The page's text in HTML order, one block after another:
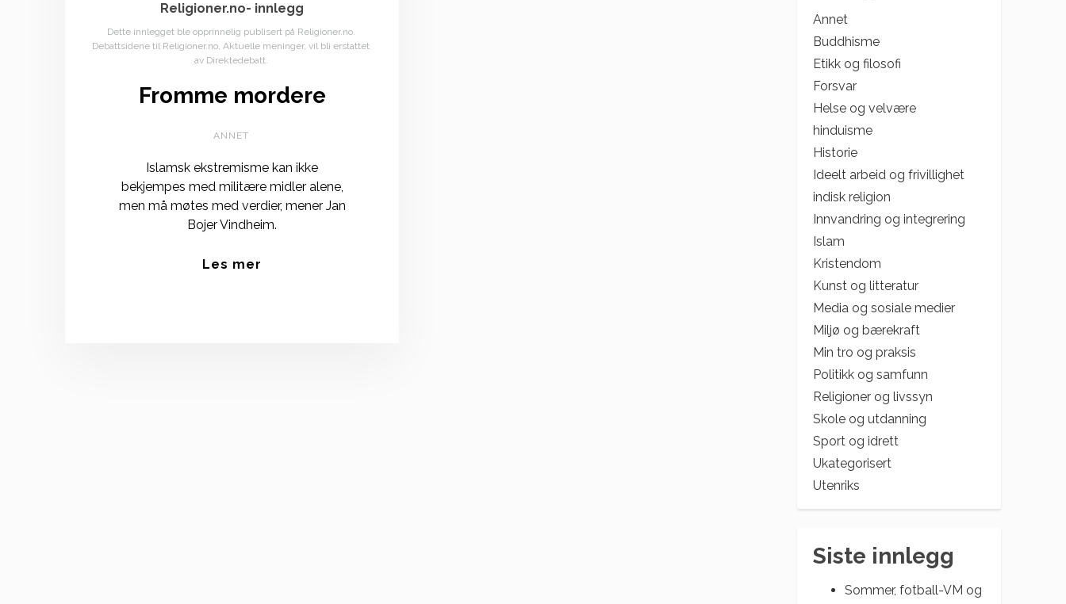
Religioner.no- innlegg
Dette innlegget ble opprinnelig publisert på Religioner.no.
Debattsidene til Religioner.no, Aktuelle meninger, vil bli erstattet
av Direktedebatt.
Fromme mordere
ANNET
Islamsk ekstremisme kan ikke
bekjempes med militære midler alene,
men må møtes med verdier, mener Jan
Bojer Vindheim.
Les mer
Annet
Buddhisme
Etikk og filosofi
Forsvar
Helse og velvære
hinduisme
Historie
Ideelt arbeid og frivillighet
indisk religion
Innvandring og integrering
Islam
Kristendom
Kunst og litteratur
Media og sosiale medier
Miljø og bærekraft
Min tro og praksis
Politikk og samfunn
Religioner og livssyn
Skole og utdanning
Sport og idrett
Ukategorisert
Utenriks
Siste innlegg
Sommer, fotball-VM og